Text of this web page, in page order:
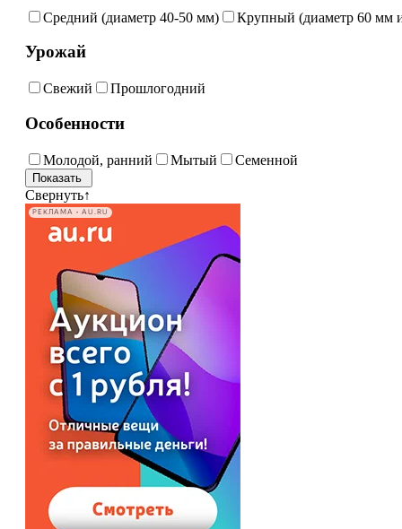
Средний (диаметр 40-50 мм) Крупный (диаметр 60 мм
Урожай
Свежий Прошлогодний
Особенности
Молодой, ранний Мытый Семенной
Свернуть↑
РЕКЛАМА • AU.RU